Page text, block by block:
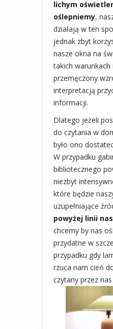
lichym
oślepniemy,
działają w ten
jednak zbyt
nasze okna na
takich warunkach
przemęczony
interpretacją
informacji.
Dlatego jeżeli
do czytania w
było ono
W przypadku
bibliotecznego
niezbyt
które będzie
uzupełniające
powyżej linii
chcemy by nas
przydatne w
przypadku gdy
rzuca nam cień
czytany przez